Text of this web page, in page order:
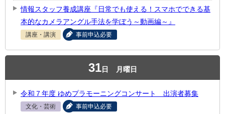
情報スタッフ養成講座『日常でも使える！スマホでできる基
本的なカメラアングル手法を学ぼう～動画編～』
講座・講演 事前申込必要
31日 月曜日
令和７年度 ゆめプラモーニングコンサート 出演者募集
文化・芸術 事前申込必要